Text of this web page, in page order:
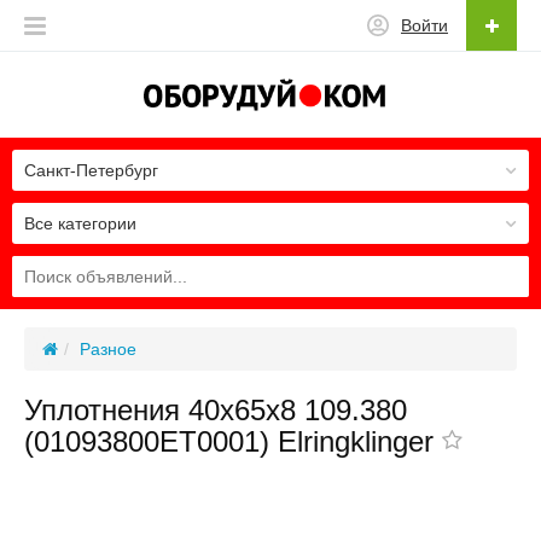
Войти
Все категории
Санкт-Петербург
Разное
Уплотнения 40x65x8 109.380
(01093800ET0001) Elringklinger